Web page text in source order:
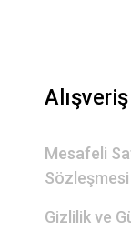
Alışveriş
Mesafeli
Sözleşmesi
Gizlilik ve